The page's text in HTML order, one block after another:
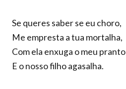
Se queres saber se eu choro,
Me empresta a tua mortalha,
Com ela enxuga o meu pranto
E o nosso filho agasalha.